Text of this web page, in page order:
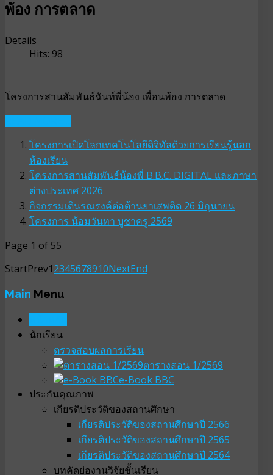
พ้อง การตลาด
Details
Hits: 98
โครงการสานสัมพันธ์ฉันท์พี่น้อง เพื่อนพ้อง การตลาด
โครงการเปิดโลกเทคโนโลยีดิจิทัลด้วยการเรียนรู้นอก
ห้องเรียน
โครงการสานสัมพันธ์น้องพี่ B.B.C. DIGITAL และภาษา
ต่างประเทศ 2026
กิจกรรมเดินรณรงค์ต่อต้านยาเสพติด 26 มิถุนายน
โครงการ น้อมวันทา บูชาครู 2569
Page 1 of 55
StartPrev12345678910NextEnd
Main Menu
นักเรียน
ตรวจสอบผลการเรียน
ตารางสอน 1/2569
e-Book BBC
ประกันคุณภาพ
เกียรติประวัติของสถานศึกษา
เกียรติประวัติของสถานศึกษาปี 2566
เกียรติประวัติของสถานศึกษาปี 2565
เกียรติประวัติของสถานศึกษาปี 2564
บทคัดย่องานวิจัยชั้นเรียน